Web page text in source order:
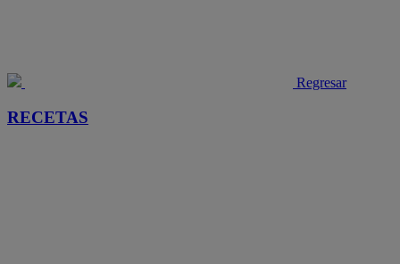
Regresar
RECETAS